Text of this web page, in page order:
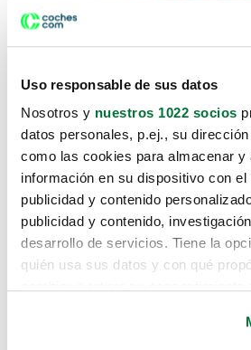
Uso responsable de sus datos
Nosotros y nuestros 1022 socios
datos personales, p.ej., su
como las cookies para almacenar y
información en su dispositivo con el
publicidad y contenido
publicidad y contenido,
desarrollo de servicios. Tiene la
quién usa sus datos y con qué
Lo sentimos, no
te hemos traido
Pero puedes encontrar el coche
buscando en alguno de estos